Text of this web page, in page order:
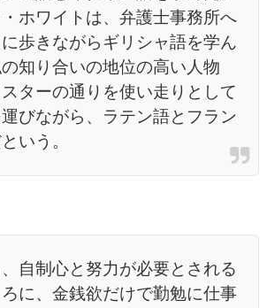
ホワイトは、弁護士事務所へ
歩きながらギリシャ語を学ん
知り合いの地位の高い人物
ターの通りを使い走りとして
びながら、ラテン語とフラン
いう。
自制心と努力が必要とされる
に、金銭欲だけで勤勉に仕事